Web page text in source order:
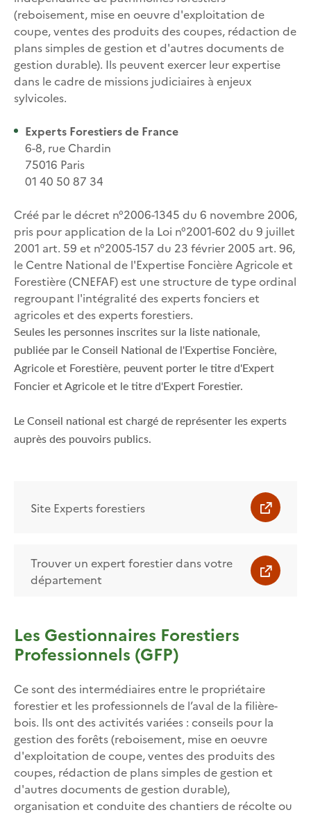
(reboisement, mise en oeuvre d'exploitation de
coupe, ventes des produits des coupes, rédaction de
plans simples de gestion et d'autres documents de
gestion durable). Ils peuvent exercer leur expertise
dans le cadre de missions judiciaires à enjeux
sylvicoles.
Experts Forestiers de France
6-8, rue Chardin
75016 Paris
01 40 50 87 34
Créé par le décret n°2006-1345 du 6 novembre 2006,
pris pour application de la Loi n°2001-602 du 9 juillet
2001 art. 59 et n°2005-157 du 23 février 2005 art. 96,
le Centre National de l'Expertise Foncière Agricole et
Forestière (CNEFAF) est une structure de type ordinal
regroupant l'intégralité des experts fonciers et
agricoles et des experts forestiers.
Seules les personnes inscrites sur la liste nationale,
publiée par le Conseil National de l'Expertise Foncière,
Agricole et Forestière, peuvent porter le titre d'Expert
Foncier et Agricole et le titre d'Expert Forestier.
Le Conseil national est chargé de représenter les experts
auprès des pouvoirs publics.
Site Experts forestiers
Trouver un expert forestier dans votre
département
Les Gestionnaires Forestiers
Professionnels (GFP)
Ce sont des intermédiaires entre le propriétaire
forestier et les professionnels de l’aval de la filière-
bois. Ils ont des activités variées : conseils pour la
gestion des forêts (reboisement, mise en oeuvre
d'exploitation de coupe, ventes des produits des
coupes, rédaction de plans simples de gestion et
d'autres documents de gestion durable),
organisation et conduite des chantiers de récolte ou